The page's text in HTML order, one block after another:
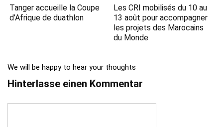
Tanger accueille la Coupe
d’Afrique de duathlon
Les CRI mobilisés du 10 au
13 août pour accompagner
les projets des Marocains
du Monde
We will be happy to hear your thoughts
Hinterlasse einen Kommentar